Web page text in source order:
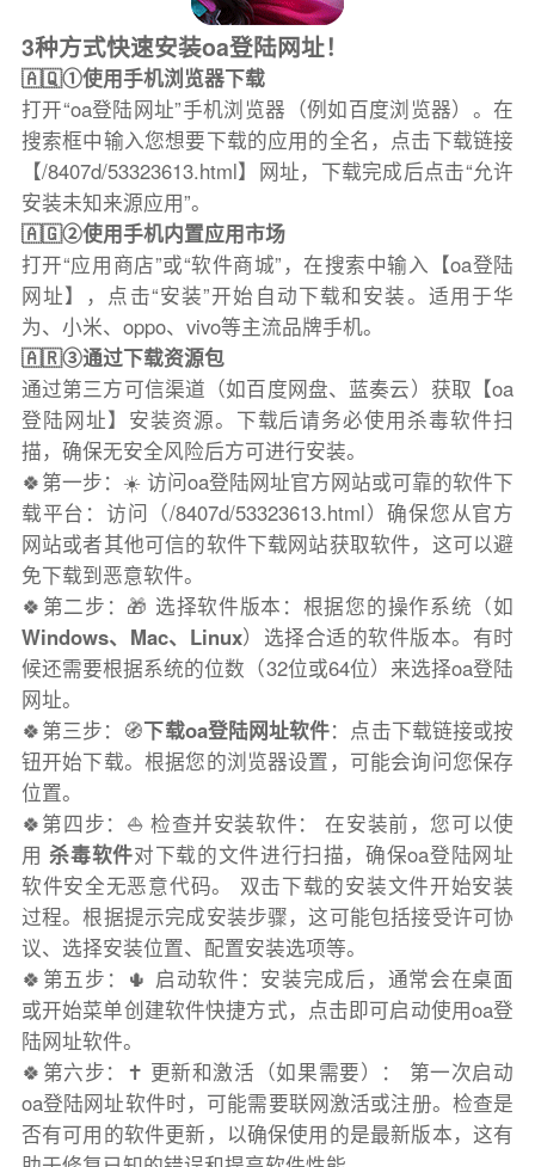
3种方式快速安装oa登陆网址！
🇦🇶①使用手机浏览器下载
打开“oa登陆网址”手机浏览器（例如百度浏览器）。在
搜索框中输入您想要下载的应用的全名，点击下载链接
【/8407d/53323613.html】网址，下载完成后点击“允许
安装未知来源应用”。
🇦🇬②使用手机内置应用市场
打开“应用商店”或“软件商城”，在搜索中输入【oa登陆
网址】，点击“安装”开始自动下载和安装。适用于华
为、小米、oppo、vivo等主流品牌手机。
🇦🇷③通过下载资源包
通过第三方可信渠道（如百度网盘、蓝奏云）获取【oa
登陆网址】安装资源。下载后请务必使用杀毒软件扫
描，确保无安全风险后方可进行安装。
🍀第一步：☀️ 访问oa登陆网址官方网站或可靠的软件下
载平台：访问（/8407d/53323613.html）确保您从官方
网站或者其他可信的软件下载网站获取软件，这可以避
免下载到恶意软件。
🍀第二步：🎁 选择软件版本：根据您的操作系统（如
Windows、Mac、Linux）选择合适的软件版本。有时
候还需要根据系统的位数（32位或64位）来选择oa登陆
网址。
🍀第三步：🧭下载oa登陆网址软件：点击下载链接或按
钮开始下载。根据您的浏览器设置，可能会询问您保存
位置。
🍀第四步：⛵️ 检查并安装软件： 在安装前，您可以使
用杀毒软件对下载的文件进行扫描，确保oa登陆网址
软件安全无恶意代码。 双击下载的安装文件开始安装
过程。根据提示完成安装步骤，这可能包括接受许可协
议、选择安装位置、配置安装选项等。
🍀第五步：🌵 启动软件：安装完成后，通常会在桌面
或开始菜单创建软件快捷方式，点击即可启动使用oa登
陆网址软件。
🍀第六步：✝️ 更新和激活（如果需要）： 第一次启动
oa登陆网址软件时，可能需要联网激活或注册。检查是
否有可用的软件更新，以确保使用的是最新版本，这有